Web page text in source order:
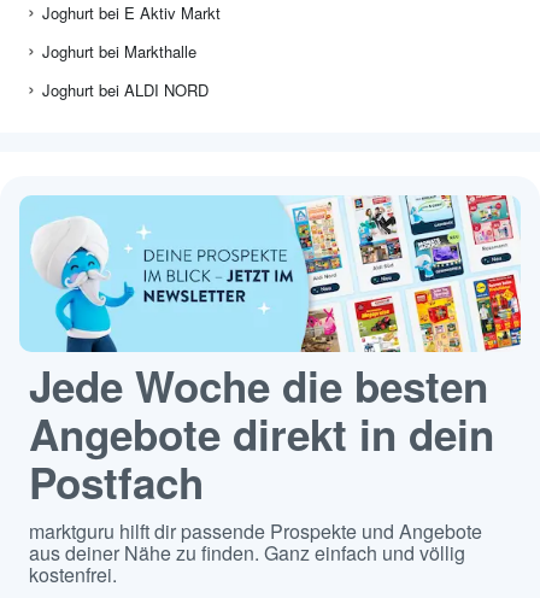
Joghurt bei E Aktiv Markt
Joghurt bei Markthalle
Joghurt bei ALDI NORD
Jede Woche die besten
Angebote direkt in dein
Postfach
marktguru hilft dir passende Prospekte und Angebote
aus deiner Nähe zu finden. Ganz einfach und völlig
kostenfrei.